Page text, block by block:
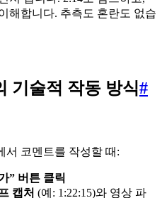
해합니다. 추측도 혼란도 없습
기술적 작동 방식#
서 코멘트를 작성할 때:
” 버튼 클릭
캡처 (예: 1:22:15)와 영상 파